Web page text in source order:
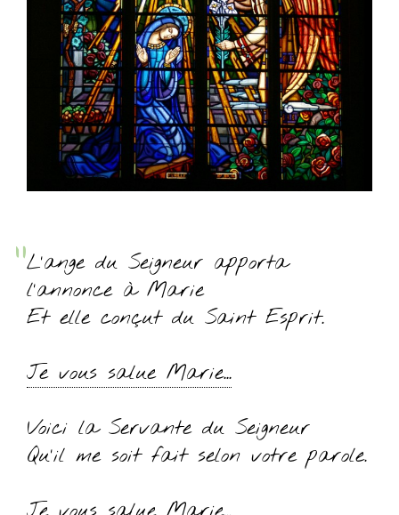
L’ange du Seigneur apporta
l’annonce à Marie
Et elle conçut du Saint Esprit.
Je vous salue Marie...
Voici la Servante du Seigneur
Qu’il me soit fait selon votre parole.